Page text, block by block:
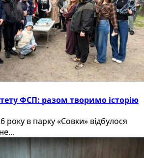
ФСП: разом творимо історію
року в парку «Совки» відбулося